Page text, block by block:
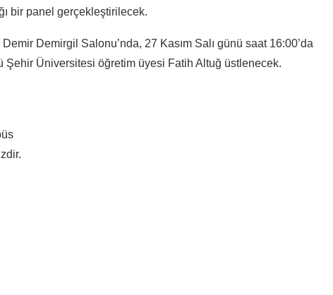
bir panel gerçekleştirilecek.
Demirgil Salonu’nda, 27 Kasım Salı günü saat 16:00’da
Üniversitesi öğretim üyesi Fatih Altuğ üstlenecek.